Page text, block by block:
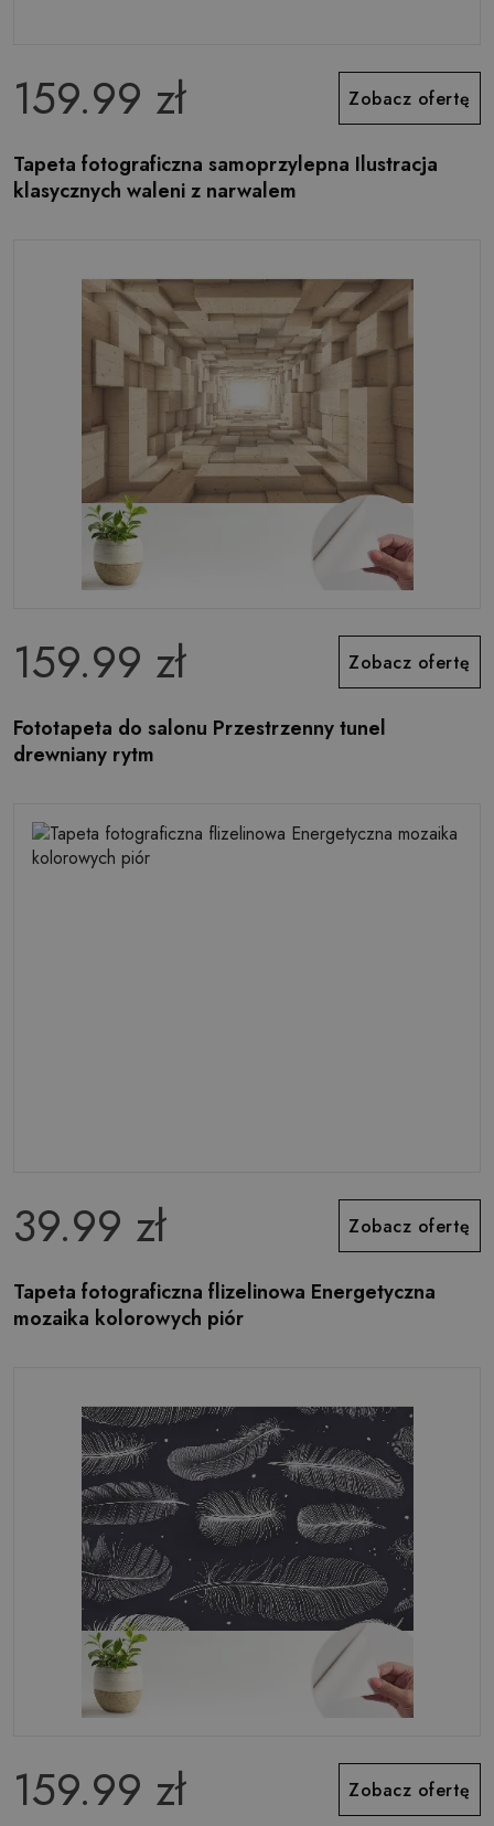
159.99 zł Zobacz ofertę
Tapeta fotograficzna samoprzylepna Ilustracja
klasycznych waleni z narwalem
159.99 zł Zobacz ofertę
Fototapeta do salonu Przestrzenny tunel
drewniany rytm
39.99 zł Zobacz ofertę
Tapeta fotograficzna flizelinowa Energetyczna
mozaika kolorowych piór
159.99 zł Zobacz ofertę